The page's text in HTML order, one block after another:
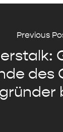
Previous
des